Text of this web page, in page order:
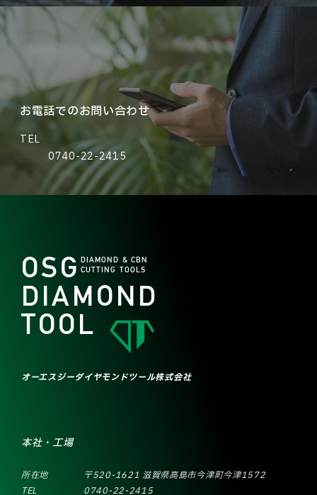
お電話でのお問い合わせ
TEL
0740-22-2415
OSG
DIAMOND
TOOL
DIAMOND & CBN
CUTTING TOOLS
オーエスジーダイヤモンドツール株式会社
本社・工場
所在地
〒520-1621 滋賀県高島市今津町今津1572
TEL
0740-22-2415